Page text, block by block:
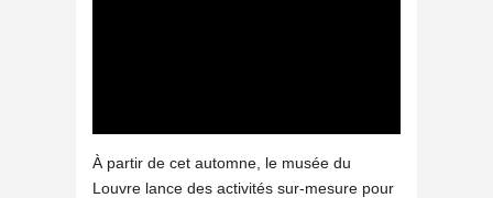
À partir de cet automne, le musée du
Louvre lance des activités sur-mesure pour